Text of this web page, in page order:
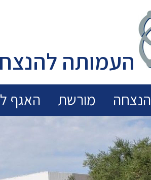
העמותה
הנצחה מורשת האגף